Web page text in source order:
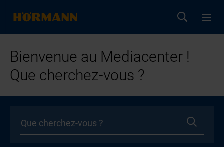
Bienvenue au Mediacenter !
Que cherchez-vous ?